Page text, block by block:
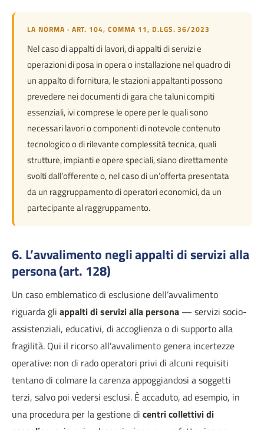
LA NORMA · ART. 104, COMMA 11, D.LGS. 36/2023
Nel caso di appalti di lavori, di appalti di servizi e
operazioni di posa in opera o installazione nel quadro di
un appalto di fornitura, le stazioni appaltanti possono
prevedere nei documenti di gara che taluni compiti
essenziali, ivi comprese le opere per le quali sono
necessari lavori o componenti di notevole contenuto
tecnologico o di rilevante complessità tecnica, quali
strutture, impianti e opere speciali, siano direttamente
svolti dall’offerente o, nel caso di un’offerta presentata
da un raggruppamento di operatori economici, da un
partecipante al raggruppamento.
6. L’avvalimento negli appalti di servizi alla
persona (art. 128)
Un caso emblematico di esclusione dell’avvalimento
riguarda gli appalti di servizi alla persona — servizi socio-
assistenziali, educativi, di accoglienza o di supporto alla
fragilità. Qui il ricorso all’avvalimento genera incertezze
operative: non di rado operatori privi di alcuni requisiti
tentano di colmare la carenza appoggiandosi a soggetti
terzi, salvo poi vedersi esclusi. È accaduto, ad esempio, in
una procedura per la gestione di centri collettivi di